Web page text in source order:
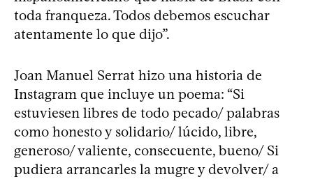
toda franqueza. Todos debemos escuchar
atentamente lo que dijo”.
Joan Manuel Serrat hizo una historia de
Instagram que incluye un poema: “Si
estuviesen libres de todo pecado/ palabras
como honesto y solidario/ lúcido, libre,
generoso/ valiente, consecuente, bueno/ Si
pudiera arrancarles la mugre y devolver/ a